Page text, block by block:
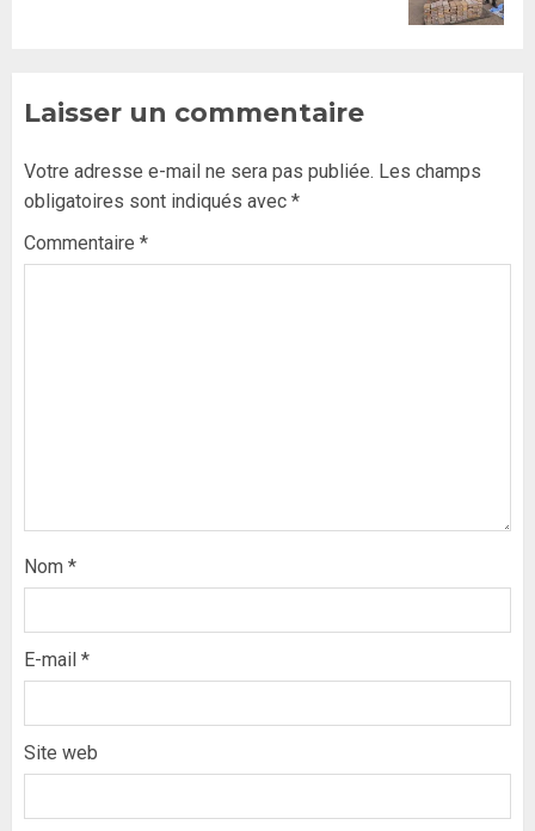
Laisser un commentaire
Votre adresse e-mail ne sera pas publiée. Les champs
obligatoires sont indiqués avec *
Commentaire *
Nom *
E-mail *
Site web
Formation du nouveau